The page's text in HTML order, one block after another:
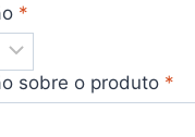
*
sobre o produto *